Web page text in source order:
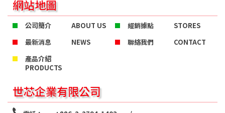
網站地圖
公司簡介 ABOUT US 經銷據點
STORES
最新消息
NEWS 聯絡我們
CONTACT
產品介紹
PRODUCTS
世芯企業有限公司